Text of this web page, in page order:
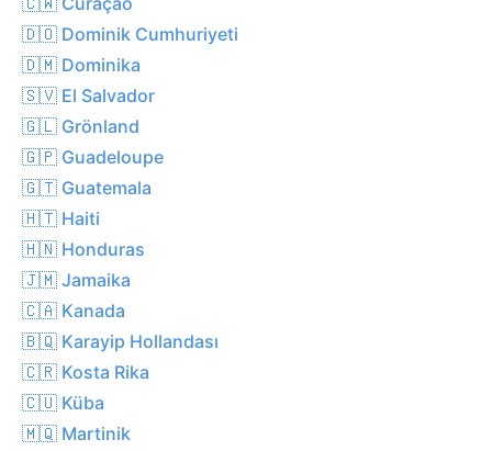
🇩🇴 Dominik Cumhuriyeti
🇩🇲 Dominika
🇸🇻 El Salvador
🇬🇱 Grönland
🇬🇵 Guadeloupe
🇬🇹 Guatemala
🇭🇹 Haiti
🇭🇳 Honduras
🇯🇲 Jamaika
🇨🇦 Kanada
🇧🇶 Karayip Hollandası
🇨🇷 Kosta Rika
🇨🇺 Küba
🇲🇶 Martinik